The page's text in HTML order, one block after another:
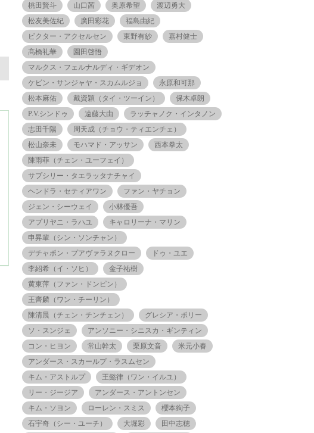
桃田賢斗 山口茜 奥原希望
渡辺勇大
松友美佐紀
廣田彩花
福島由紀
ビクター・アクセルセン
東野有紗
嘉村健士
髙橋礼華
園田啓悟
マルクス・フェルナルディ・ギデオン
ケビン・サンジャヤ・スカムルジョ
永原和可那
松本麻佑
戴資穎（タイ・ツーイン）
保木卓朗
P.V.シンドゥ
遠藤大由
ラッチャノク・インタノン
志田千陽
周天成（チョウ・ティエンチェ）
松山奈未
モハマド・アッサン
西本拳太
陳雨菲（チェン・ユーフェイ）
サプシリー・タエラッタナチャイ
ヘンドラ・セティアワン
ファン・ヤチョン
ジェン・シーウェイ
小林優吾
アプリヤニ・ラハユ
キャロリーナ・マリン
申昇輩（シン・ソンチャン）
デチャポン・プアヴァラヌクロー
ドゥ・ユエ
李紹希（イ・ソヒ）
金子祐樹
黄東萍（ファン・ドンピン）
王齊麟（ワン・チーリン）
陳清晨（チェン・チンチェン）
グレシア・ポリー
ソ・スンジェ
アンソニー・シニスカ・ギンティン
コン・ヒヨン
常山幹太 栗原文音
米元小春
アンダース・スカールプ・ラスムセン
キム・アストルプ
王懿律（ワン・イルユ）
リー・ジージア
アンダース・アントンセン
キム・ソヨン
ローレン・スミス
櫻本絢子
石宇奇（シー・ユーチ）
大堀彩
田中志穂